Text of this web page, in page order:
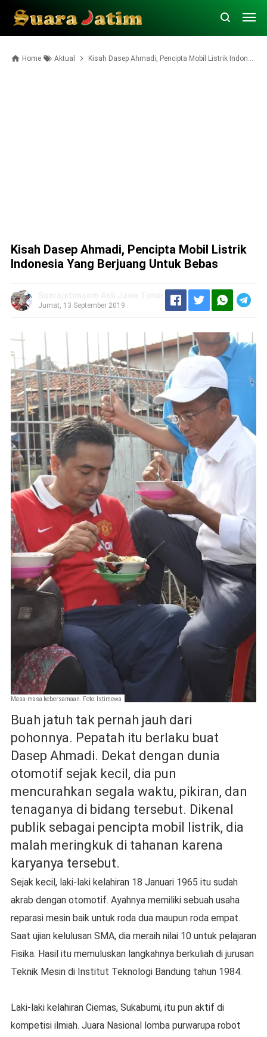
Home Aktual Kisah Dasep Ahmadi, Pencipta Mobil Listrik Indonesia yang Berjuang untuk Bebas
Kisah Dasep Ahmadi, Pencipta Mobil Listrik
Indonesia Yang Berjuang Untuk Bebas
Jumat, 13 September 2019
Masa-masa kebersamaan. Foto: Istimewa
Buah jatuh tak pernah jauh dari
pohonnya. Pepatah itu berlaku buat
Dasep Ahmadi. Dekat dengan dunia
otomotif sejak kecil, dia pun
mencurahkan segala waktu, pikiran, dan
tenaganya di bidang tersebut. Dikenal
publik sebagai pencipta mobil listrik, dia
malah meringkuk di tahanan karena
karyanya tersebut.
Sejak kecil, laki-laki kelahiran 18 Januari 1965 itu sudah
akrab dengan otomotif. Ayahnya memiliki sebuah usaha
reparasi mesin baik untuk roda dua maupun roda empat.
Saat ujian kelulusan SMA, dia meraih nilai 10 untuk pelajaran
Fisika. Hasil itu memuluskan langkahnya berkuliah di jurusan
Teknik Mesin di Institut Teknologi Bandung tahun 1984.
Laki-laki kelahiran Ciemas, Sukabumi, itu pun aktif di
kompetisi ilmiah. Juara Nasional lomba purwarupa robot